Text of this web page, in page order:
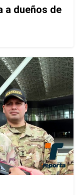
a dueños de